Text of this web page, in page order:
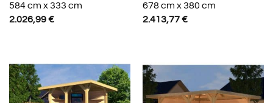
584 cm x 333 cm
2.026,99€
678 cm x 380 cm
2.413,77€